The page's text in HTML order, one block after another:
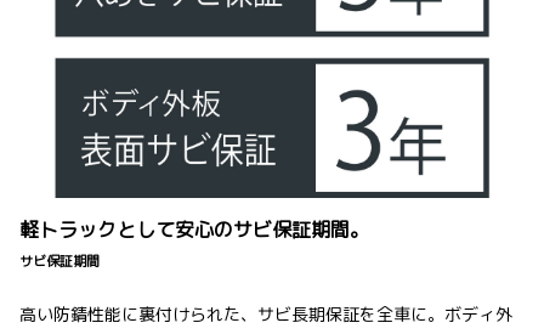
軽トラックとして安心のサビ保証期間。
サビ保証期間
高い防錆性能に裏付けられた、サビ長期保証を全車に。ボディ外